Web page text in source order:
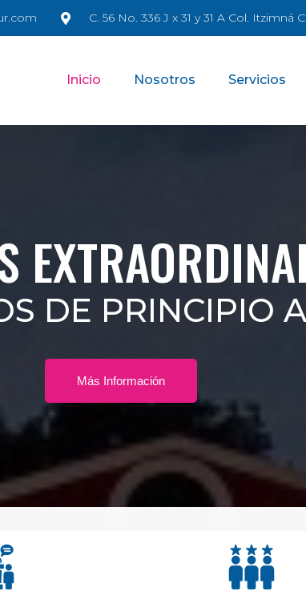
C. 56 No. 336 J x 31 y 31 A Col. Itzimná
Inicio Nosotros Servicios
DE PRINCIPIO
Más Información